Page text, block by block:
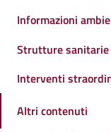
Informazioni
Strutture
Interventi
Altri contenuti